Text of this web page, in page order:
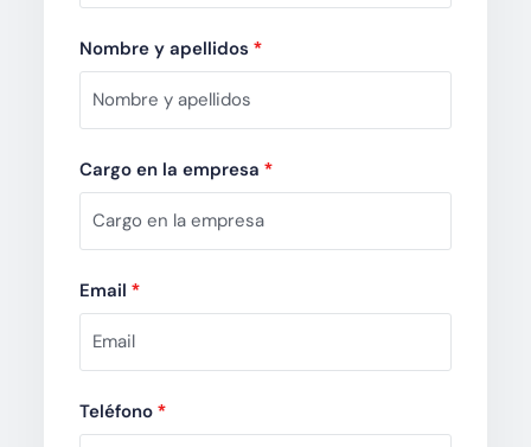
Nombre y apellidos *
Cargo en la empresa *
Email *
Teléfono *